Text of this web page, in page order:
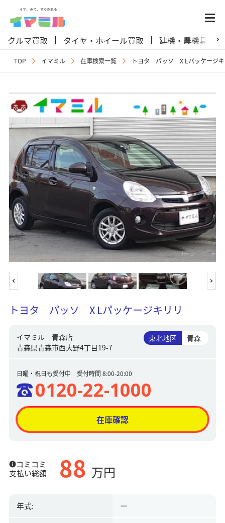
クルマ買取 タイヤ・ホイール買取 建機・農機具買取
TOP イマミル 在庫検索一覧 トヨタ パッソ X Lパッケージ
トヨタ パッソ X Lパッケージキリリ
イマミル 青森店
青森県青森市西大野4丁目19-7
東北地区 青森
日曜・祝日も受付中 受付時間 8:00-20:00
0120-22-1000
在庫確認
コミコミ
支払い総額
88 万円
年式: ー